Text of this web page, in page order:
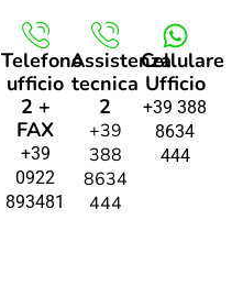
Telefono
ufficio
2 +
FAX
+39
0922
893481
Assistenza
tecnica
2
+39
388
8634
444
Cellulare
Ufficio
+39 388
8634
444